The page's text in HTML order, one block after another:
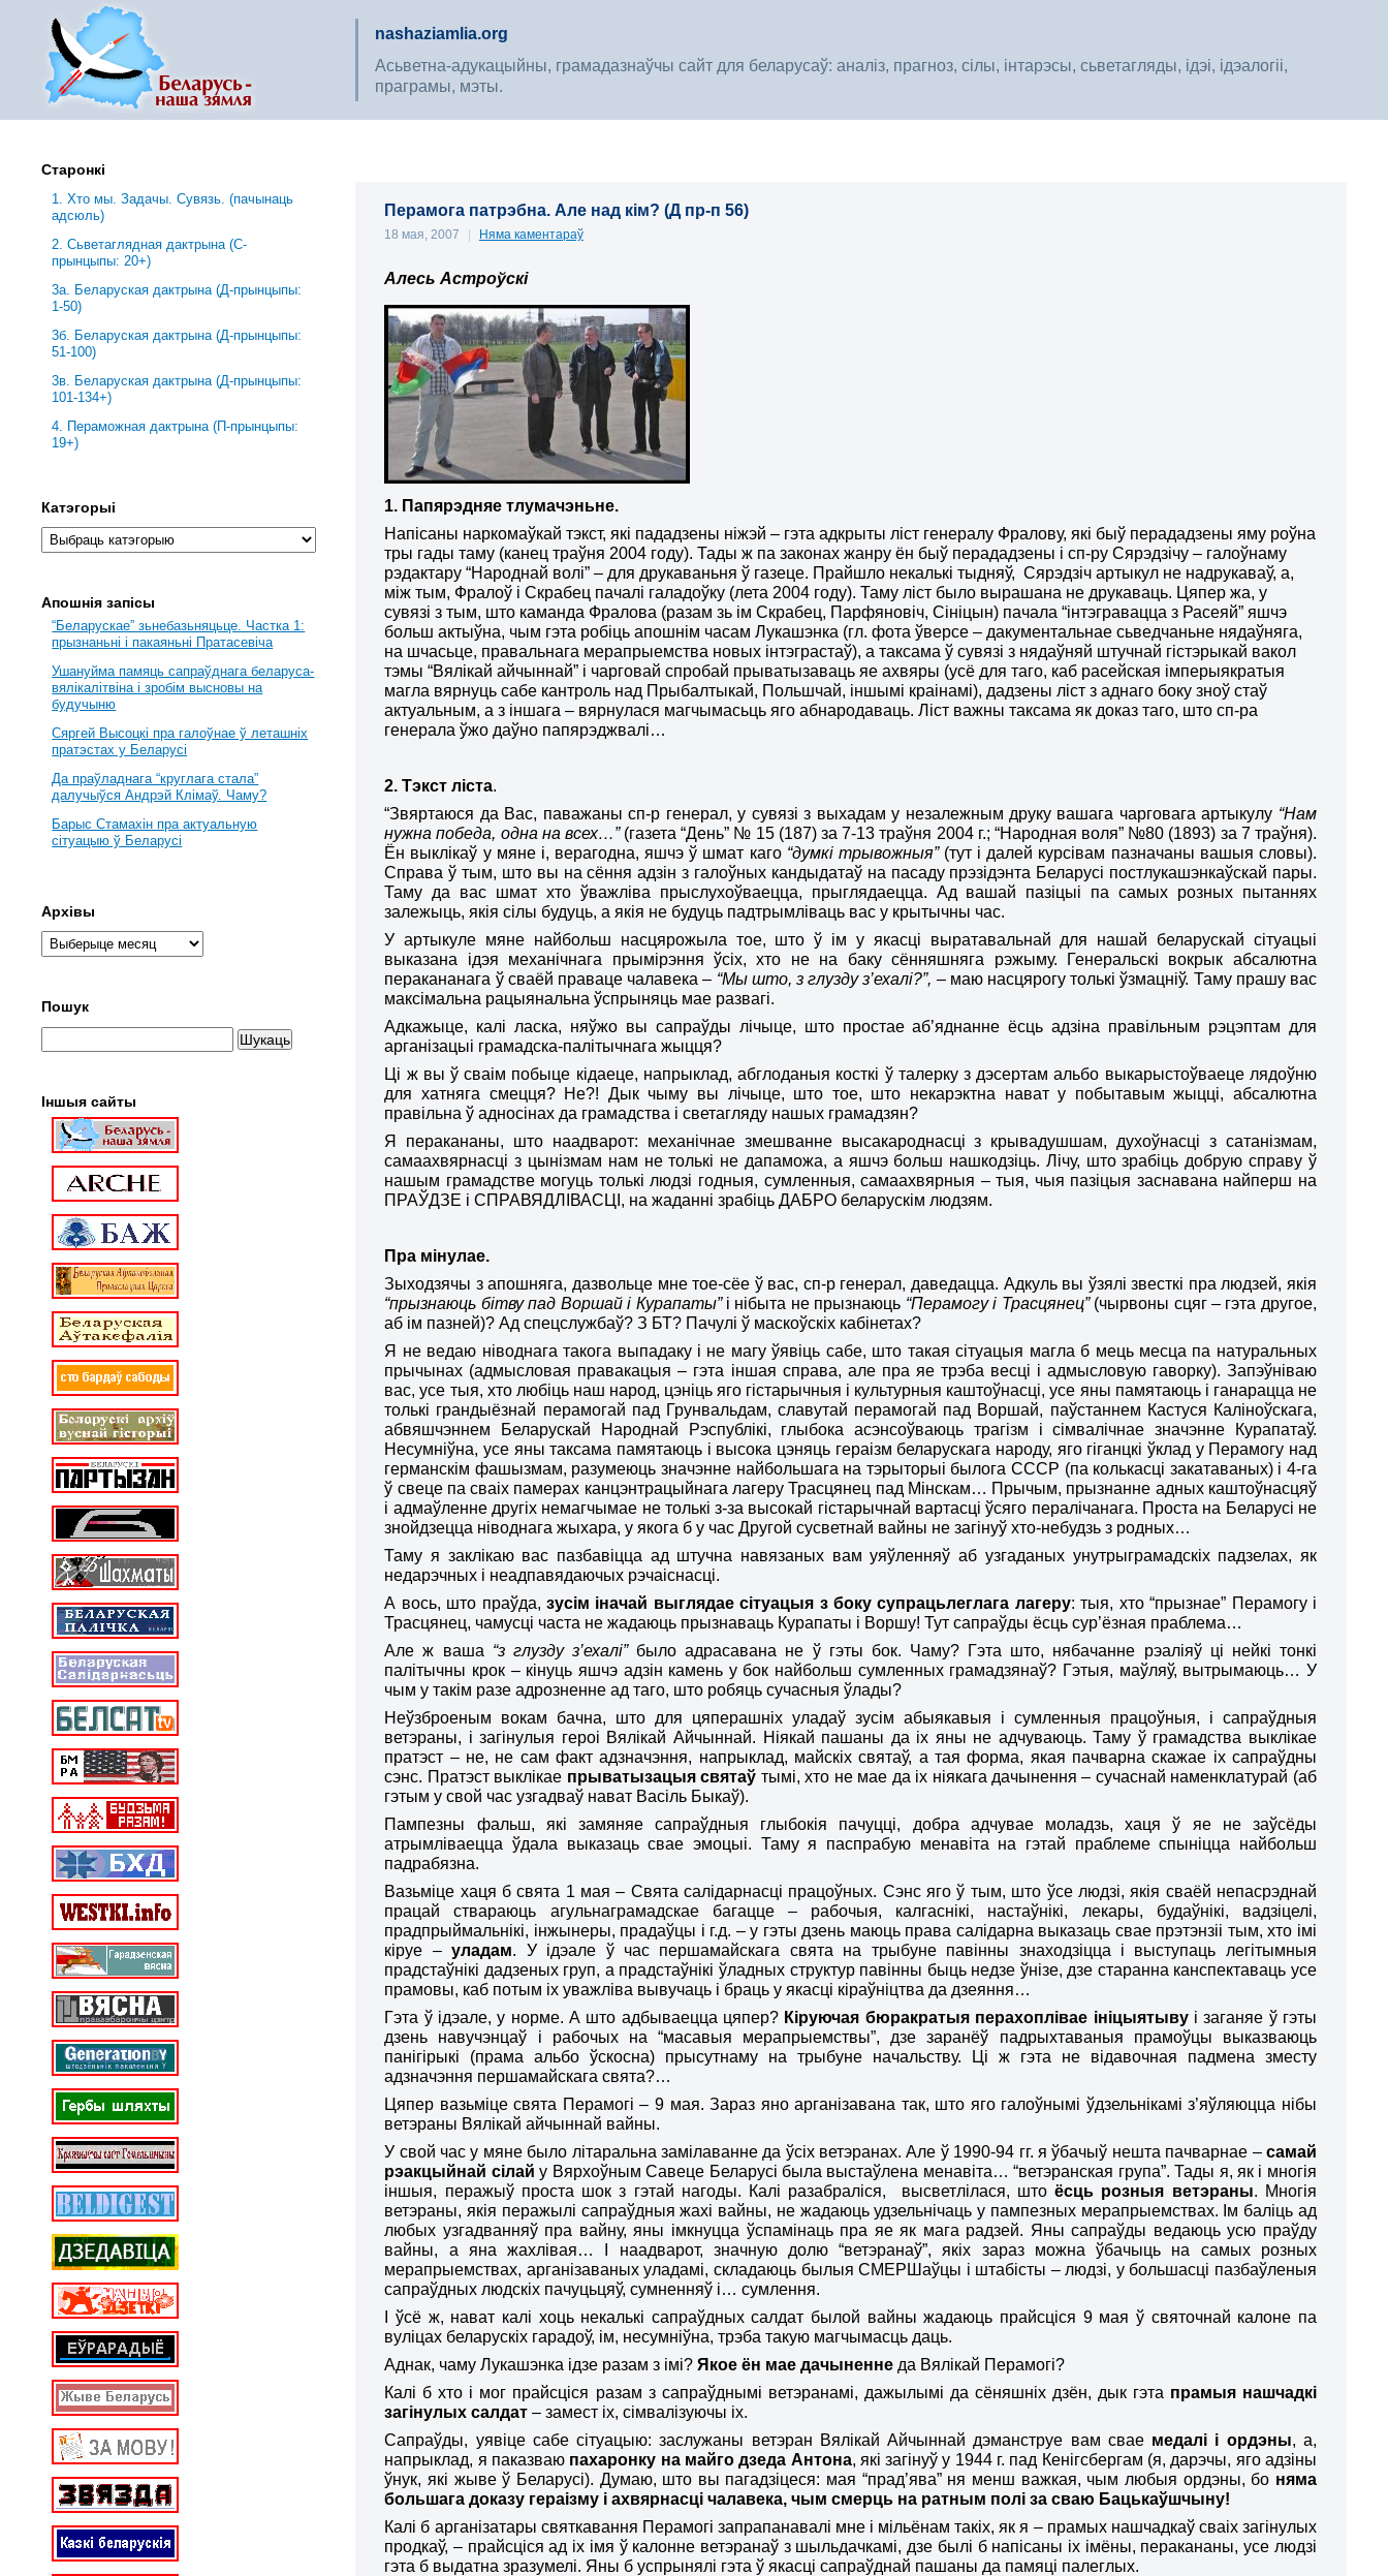
nashaziamlia.org
Асьветна-адукацыйны, грамадазнаўчы сайт для беларусаў: аналіз, прагноз, сілы, інтарэсы, сьветагляды, ідэі, ідэалогіі,
праграмы, мэты.
Перамога патрэбна. Але над кім? (Д пр-п 56)
18 мая, 2007 | Няма каментараў
Алесь Астроўскі
1. Папярэдняе тлумачэньне.
Напісаны наркомаўкай тэкст, які пададзены ніжэй – гэта адкрыты ліст генералу Фралову, які быў перададзены яму роўна
тры гады таму (канец траўня 2004 году). Тады ж па законах жанру ён быў перададзены і сп-ру Сярэдзічу – галоўнаму
рэдактару “Народнай волі” – для друкаваньня ў газеце. Прайшло некалькі тыдняў, Сярэдзіч артыкул не надрукаваў, а,
між тым, Фралоў і Скрабец пачалі галадоўку (лета 2004 году). Таму ліст было вырашана не друкаваць. Цяпер жа, у
сувязі з тым, што каманда Фралова (разам зь ім Скрабец, Парфяновіч, Сініцын) пачала “інтэгравацца з Расеяй” яшчэ
больш актыўна, чым гэта робіць апошнім часам Лукашэнка (гл. фота ўверсе – дакументальнае сьведчаньне нядаўняга,
на шчасьце, правальнага мерапрыемства новых інтэграстаў), а таксама ў сувязі з нядаўняй штучнай гістэрыкай вакол
тэмы “Вялікай айчыннай” і чарговай спробай прыватызаваць яе ахвяры (усё для таго, каб расейская імперыякратыя
магла вярнуць сабе кантроль над Прыбалтыкай, Польшчай, іншымі краінамі), дадзены ліст з аднаго боку зноў стаў
актуальным, а з іншага – вярнулася магчымасьць яго абнародаваць. Ліст важны таксама як доказ таго, што сп-ра
генерала ўжо даўно папярэджвалі…
2. Тэкст ліста.
“Звяртаюся да Вас, паважаны сп-р генерал, у сувязі з выхадам у незалежным друку вашага чарговага артыкулу “Нам
нужна победа, одна на всех…”(газета “День” № 15 (187) за 7-13 траўня 2004 г.; “Народная воля” №80 (1893) за 7 траўня).
Ён выклікаў у мяне і, верагодна, яшчэ ў шмат каго “думкі трывожныя”(тут і далей курсівам пазначаны вашыя словы).
Справа ў тым, што вы на сёння адзін з галоўных кандыдатаў на пасаду прэзідэнта Беларусі постлукашэнкаўскай пары.
Таму да вас шмат хто ўважліва прыслухоўваецца, прыглядаецца. Ад вашай пазіцыі па самых розных пытаннях
залежыць, якія сілы будуць, а якія не будуць падтрымліваць вас у крытычны час.
У артыкуле мяне найбольш насцярожыла тое, што ў ім у якасці выратавальнай для нашай беларускай сітуацыі
выказана ідэя механічнага прымірэння ўсіх, хто не на баку сённяшняга рэжыму. Генеральскі вокрык абсалютна
перакананага ў сваёй праваце чалавека – “Мы што, з глузду з’ехалі?”, – маю насцярогу толькі ўзмацніў. Таму прашу вас
максімальна рацыянальна ўспрыняць мае развагі.
Адкажыце, калі ласка, няўжо вы сапраўды лічыце, што простае аб’яднанне ёсць адзіна правільным рэцэптам для
арганізацыі грамадска-палітычнага жыцця?
Ці ж вы ў сваім побыце кідаеце, напрыклад, абглоданыя косткі ў талерку з дэсертам альбо выкарыстоўваеце лядоўню
для хатняга смецця? Не?! Дык чыму вы лічыце, што тое, што некарэктна нават у побытавым жыцці, абсалютна
правільна ў адносінах да грамадства і светагляду нашых грамадзян?
Я перакананы, што наадварот: механічнае змешванне высакароднасці з крывадушшам, духоўнасці з сатанізмам,
самаахвярнасці з цынізмам нам не толькі не дапаможа, а яшчэ больш нашкодзіць. Лічу, што зрабіць добрую справу ў
нашым грамадстве могуць толькі людзі годныя, сумленныя, самаахвярныя – тыя, чыя пазіцыя заснавана найперш на
ПРАЎДЗЕ і СПРАВЯДЛІВАСЦІ , на жаданні зрабіць ДАБРО беларускім людзям.
Пра мінулае.
Зыходзячы з апошняга, дазвольце мне тое-сёе ў вас, сп-р генерал, даведацца. Адкуль вы ўзялі звесткі пра людзей, якія
“прызнаюць бітву пад Воршай і Курапаты”і нібыта не прызнаюць “Перамогу і Трасцянец”(чырвоны сцяг – гэта другое,
аб ім пазней)? Ад спецслужбаў? З БТ? Пачулі ў маскоўскіх кабінетах?
Я не ведаю ніводнага такога выпадаку і не магу ўявіць сабе, што такая сітуацыя магла б мець месца па натуральных
прычынах (адмысловая правакацыя – гэта іншая справа, але пра яе трэба весці і адмысловую гаворку). Запэўніваю
вас, усе тыя, хто любіць наш народ, цэніць яго гістарычныя і культурныя каштоўнасці, усе яны памятаюць і ганарацца не
толькі грандыёзнай перамогай пад Грунвальдам, славутай перамогай пад Воршай, паўстаннем Кастуся Каліноўскага,
абвяшчэннем Беларускай Народнай Рэспублікі, глыбока асэнсоўваюць трагізм і сімвалічнае значэнне Курапатаў.
Несумніўна, усе яны таксама памятаюць і высока цэняць гераізм беларускага народу, яго гіганцкі ўклад у Перамогу над
германскім фашызмам, разумеюць значэнне найбольшага на тэрыторыі былога СССР (па колькасці закатаваных) і 4-га
ў свеце па сваіх памерах канцэнтрацыйнага лагеру Трасцянец пад Мінскам… Прычым, прызнанне адных каштоўнасцяў
і адмаўленне другіх немагчымае не толькі з-за высокай гістарычнай вартасці ўсяго пералічанага. Проста на Беларусі не
знойдзецца ніводнага жыхара, у якога б у час Другой сусветнай вайны не загінуў хто-небудзь з родных…
Таму я заклікаю вас пазбавіцца ад штучна навязаных вам уяўленняў аб узгаданых унутрыграмадскіх падзелах, як
недарэчных і неадпавядаючых рэчаіснасці.
А вось, што праўда, зусім іначай выглядае сітуацыя з боку супрацьлеглага лагеру: тыя, хто “прызнае” Перамогу і
Трасцянец, чамусці часта не жадаюць прызнаваць Курапаты і Воршу! Тут сапраўды ёсць сур’ёзная праблема…
Але ж ваша “з глузду з’ехалі”было адрасавана не ў гэты бок. Чаму? Гэта што, нябачанне рэаліяў ці нейкі тонкі
палітычны крок – кінуць яшчэ адзін камень у бок найбольш сумленных грамадзянаў? Гэтыя, маўляў, вытрымаюць… У
чым у такім разе адрозненне ад таго, што робяць сучасныя ўлады?
Неўзброеным вокам бачна, што для цяперашніх уладаў зусім абыякавыя і сумленныя працоўныя, і сапраўдныя
ветэраны, і загінулыя героі Вялікай Айчыннай. Ніякай пашаны да іх яны не адчуваюць. Таму ў грамадства выклікае
пратэст – не, не сам факт адзначэння, напрыклад, майскіх святаў, а тая форма, якая пачварна скажае іх сапраўдны
сэнс. Пратэст выклікае прыватызацыя святаў тымі, хто не мае да іх ніякага дачынення – сучаснай наменклатурай (аб
гэтым у свой час узгадваў нават Васіль Быкаў).
Пампезны фальш, які замяняе сапраўдныя глыбокія пачуцці, добра адчувае моладзь, хаця ў яе не заўсёды
атрымліваецца ўдала выказаць свае эмоцыі. Таму я паспрабую менавіта на гэтай праблеме спыніцца найбольш
падрабязна.
Вазьміце хаця б свята 1 мая – Свята салідарнасці працоўных. Сэнс яго ў тым, што ўсе людзі, якія сваёй непасрэднай
працай ствараюць агульнаграмадскае багацце – рабочыя, калгаснікі, настаўнікі, лекары, будаўнікі, вадзіцелі,
прадпрыймальнікі, інжынеры, прадаўцы і г.д. – у гэты дзень маюць права салідарна выказаць свае прэтэнзіі тым, хто імі
кіруе –уладам. У ідэале ў час першамайскага свята на трыбуне павінны знаходзіцца і выступаць легітымныя
прадстаўнікі дадзеных груп, а прадстаўнікі ўладных структур павінны быць недзе ўнізе, дзе старанна канспектаваць усе
прамовы, каб потым іх уважліва вывучаць і браць у якасці кіраўніцтва да дзеяння…
Гэта ў ідэале, у норме. А што адбываецца цяпер? Кіруючая бюракратыя перахоплівае ініцыятывуі заганяе ў гэты
дзень навучэнцаў і рабочых на “масавыя мерапрыемствы”, дзе заранёў падрыхтаваныя прамоўцы выказваюць
панігірыкі (прама альбоўскосна) прысутнаму на трыбуне начальству. Ці ж гэта не відавочная падмена зместу
адзначэння першамайскага свята?…
Цяпер вазьміце свята Перамогі – 9 мая. Зараз яно арганізавана так, што яго галоўнымі ўдзельнікамі з’яўляюцца нібы
ветэраны Вялікай айчыннай вайны.
У свой час у мяне было літаральна замілаванне да ўсіх ветэранах. Але ў1990-94 гг. я ўбачыў нешта пачварнае – самай
рэакцыйнай сілай у Вярхоўным Савеце Беларусі была выстаўлена менавіта… “ветэранская група”. Тады я, як і многія
іншыя, перажыўпроста шок з гэтай нагоды. Калі разабраліся, высветлілася, штоёсць розныя ветэраны. Многія
ветэраны, якія перажылі сапраўдныя жахі вайны, не жадаюць удзельнічаць у пампезных мерапрыемствах. Ім баліць ад
любых узгадванняў пра вайну, яны імкнуцца ўспамінаць пра яе як мага радзей. Яны сапраўды ведаюць усю праўду
вайны, а яна жахлівая… І наадварот, значную долю “ветэранаў”, якіх зараз можна ўбачыць на самых розных
мерапрыемствах, арганізаваныхуладамі, складаюць былыя СМЕРШаўцы і штабісты – людзі, у большасці пазбаўленыя
сапраўдных людскіх пачуцьцяў, сумненняў і… сумлення.
І ўсё ж, нават калі хоць некалькі сапраўдных салдат былой вайны жадаюць прайсціся 9 мая ў святочнай калоне па
вуліцах беларускіх гарадоў, ім, несумніўна, трэба такую магчымасць даць.
Аднак, чаму Лукашэнка ідзе разам з імі?Якое ён мае дачыненне да Вялікай Перамогі?
Калі б хто і мог прайсціся разам з сапраўднымі ветэранамі, дажылымі да сёняшніх дзён, дык гэта прамыя нашчадкі
загінулых салдат – замест іх, сімвалізуючы іх.
Сапраўды, уявіце сабе сітуацыю: заслужаны ветэран Вялікай Айчыннай дэманструе вам свае медалі і ордэны, а,
напрыклад, я паказваю пахаронку на майго дзеда Антона, які загінуў у 1944 г. пад Кенігсбергам (я, дарэчы, яго адзіны
ўнук, які жыве ў Беларусі). Думаю, што вы пагадзіцеся: мая “прад’ява” ня менш важкая, чым любыя ордэны, бо няма
большага доказу гераізму і ахвярнасці чалавека, чым смерць на ратным полі за сваю Бацькаўшчыну!
Калі б арганізатары святкавання Перамогі запрапанавалі мне і мільёнам такіх, як я – прамых нашчадкаў сваіх загінулых
продкаў, – прайсціся ад іх імя ў калонне ветэранаў з шыльдачкамі, дзе былі б напісаны іх імёны, перакананы, усе людзі
гэта б выдатна зразумелі. Яны б успрынялі гэта ў якасці сапраўднай пашаны да памяці палеглых.
Старонкі
1. Хто мы. Задачы. Сувязь. (пачынаць
адсюль)
2. Сьветаглядная дактрына (С-
прынцыпы: 20+)
3a. Беларуская дактрына (Д-прынцыпы:
1-50)
3б. Беларуская дактрына (Д-прынцыпы:
51-100)
3в. Беларуская дактрына (Д-прынцыпы:
101-134+)
4. Пераможная дактрына (П-прынцыпы:
19+)
Катэгорыі
Апошнія запісы
“Беларускае” зьнебазьняцьце. Частка 1:
прызнаньні і пакаяньні Пратасевіча
Ушануйма памяць сапраўднага беларуса-
вялікалітвіна і зробім высновы на
будучыню
Сяргей Высоцкі пра галоўнае ў леташніх
пратэстах у Беларусі
Да праўладнага “круглага стала”
далучыўся Андрэй Клімаў. Чаму?
Барыс Стамахін пра актуальную
сітуацыю ў Беларусі
Архівы
Пошук
Іншыя сайты